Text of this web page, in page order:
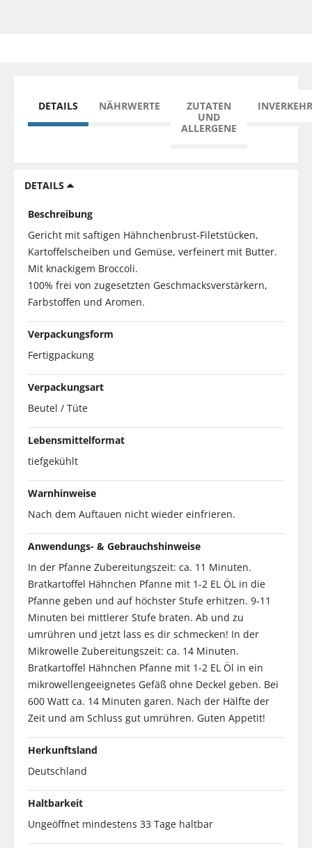
DETAILS NÄHRWERTE
ZUTATEN
UND
ALLERGENE
DETAILS
Beschreibung
Gericht mit saftigen Hähnchenbrust-Filetstücken,
Kartoffelscheiben und Gemüse, verfeinert mit Butter.
Mit knackigem Broccoli.
100% frei von zugesetzten Geschmacksverstärkern,
Farbstoffen und Aromen.
Verpackungsform
Fertigpackung
Verpackungsart
Beutel / Tüte
Lebensmittelformat
tiefgekühlt
Warnhinweise
Nach dem Auftauen nicht wieder einfrieren.
Anwendungs- & Gebrauchshinweise
In der Pfanne Zubereitungszeit: ca. 11 Minuten.
Bratkartoffel Hähnchen Pfanne mit 1-2 EL ÖL in die
Pfanne geben und auf höchster Stufe erhitzen. 9-11
Minuten bei mittlerer Stufe braten. Ab und zu
umrühren und jetzt lass es dir schmecken! In der
Mikrowelle Zubereitungszeit: ca. 14 Minuten.
Bratkartoffel Hähnchen Pfanne mit 1-2 EL Öl in ein
mikrowellengeeignetes Gefäß ohne Deckel geben. Bei
600 Watt ca. 14 Minuten garen. Nach der Hälfte der
Zeit und am Schluss gut umrühren. Guten Appetit!
Herkunftsland
Deutschland
Haltbarkeit
Ungeöffnet mindestens 33 Tage haltbar